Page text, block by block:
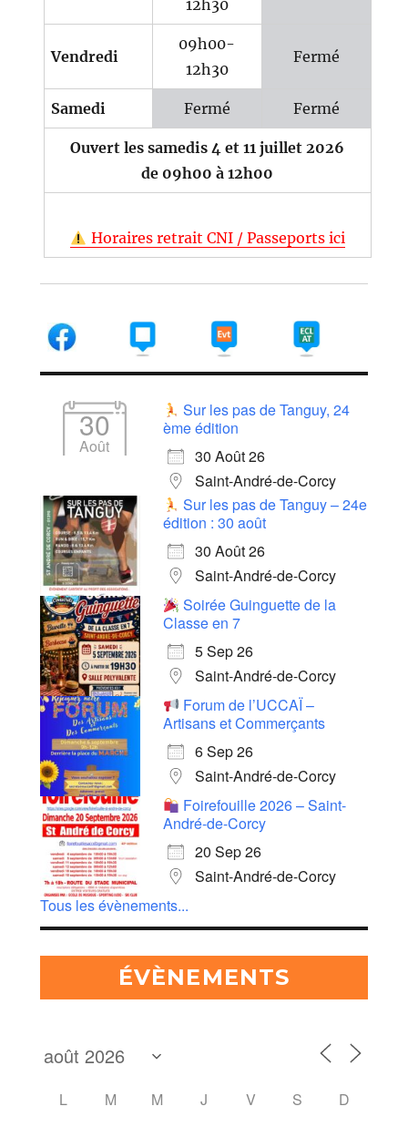
12h30
Vendredi
09h00-
12h30
Fermé
Samedi Fermé Fermé
Ouvert les samedis 4 et 11 juillet 2026
de 09h00 à 12h00
Horaires retrait CNI / Passeports ici
30
Août
Sur les pas de Tanguy, 24
ème édition
30 Août 26
Saint-André-de-Corcy
Sur les pas de Tanguy – 24e
édition : 30 août
30 Août 26
Saint-André-de-Corcy
Soirée Guinguette de la
Classe en 7
5 Sep 26
Saint-André-de-Corcy
Forum de l’UCCAÏ –
Artisans et Commerçants
6 Sep 26
Saint-André-de-Corcy
Foirefouille 2026 – Saint-
André-de-Corcy
20 Sep 26
Saint-André-de-Corcy
Tous les évènements...
ÉVÈNEMENTS
L M M J V S
D